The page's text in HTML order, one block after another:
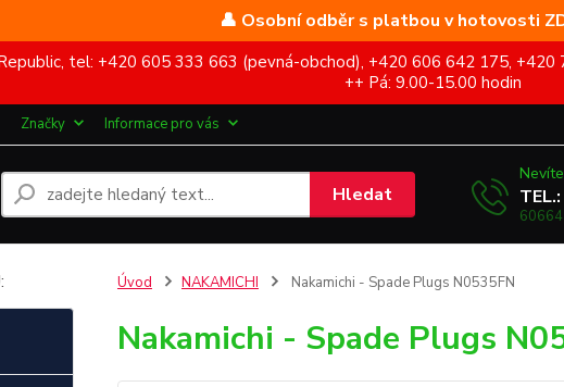
👤 Osobní odběr s platbou v hotovosti
tel: +420 605 333 663 (pevná-obchod), +420 606 642 175,
++ Pá: 9.00-15.00 hodin
Značky Informace pro vás
Hledat
Úvod NAKAMICHI Nakamichi - Spade Plugs N0535FN
Nakamichi - Spade Plugs